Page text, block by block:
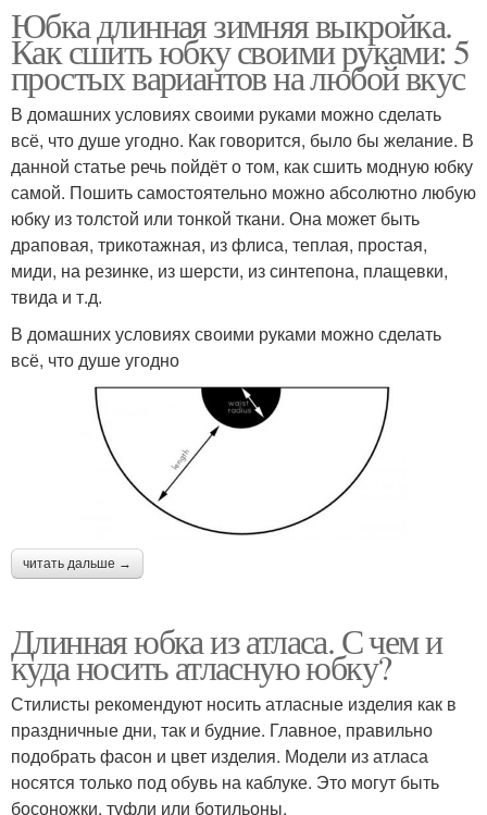
Юбка длинная зимняя выкройка.
Как сшить юбку своими руками: 5
простых вариантов на любой вкус
В домашних условиях своими руками можно сделать
всё, что душе угодно. Как говорится, было бы желание. В
данной статье речь пойдёт о том, как сшить модную юбку
самой. Пошить самостоятельно можно абсолютно любую
юбку из толстой или тонкой ткани. Она может быть
драповая, трикотажная, из флиса, теплая, простая,
миди, на резинке, из шерсти, из синтепона, плащевки,
твида и т.д.
В домашних условиях своими руками можно сделать
всё, что душе угодно
читать дальше →
Длинная юбка из атласа. С чем и
куда носить атласную юбку?
Стилисты рекомендуют носить атласные изделия как в
праздничные дни, так и будние. Главное, правильно
подобрать фасон и цвет изделия. Модели из атласа
носятся только под обувь на каблуке. Это могут быть
босоножки, туфли или ботильоны.